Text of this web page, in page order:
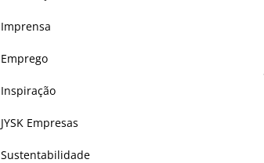
Imprensa
Emprego
Inspiração
JYSK Empresas
Sustentabilidade